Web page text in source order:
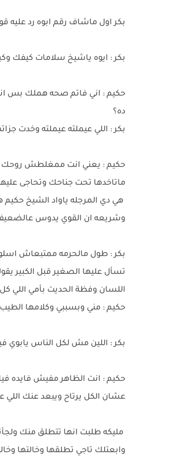
بكر اول ماشاف رقم ابوه رد عليه
بكر : ايوه ياشيخ سلامات كيفك
حكيم : اني فاتم صحه هملك بس
ده؟
بكر : اللي عيملته عيملته وخدت
حكيم : يعني انت ممغلطش روحك
ماتاخدها تحت جناحك وتحاجى عليها
هي دي المرجله ياواد الشيخ
وشريعه ان القوي يدوس عالضعيف
بكر : طول مالحرمه ممتبعاش
تسأل عليها الصغير قبل
اللسان وفظة الحديت بأمي اللي
حكيم : مني وبسببي وكلامها الطيب
بكر : اللين مش لكل الناس يابوي
حكيم : انت الظاهر مفيش فايده
عشان الكل يرتاح ويبعد عنك
مليكه طلبت انها تتطلق منك
وابعتلك تاجي تطلقها وخالتها